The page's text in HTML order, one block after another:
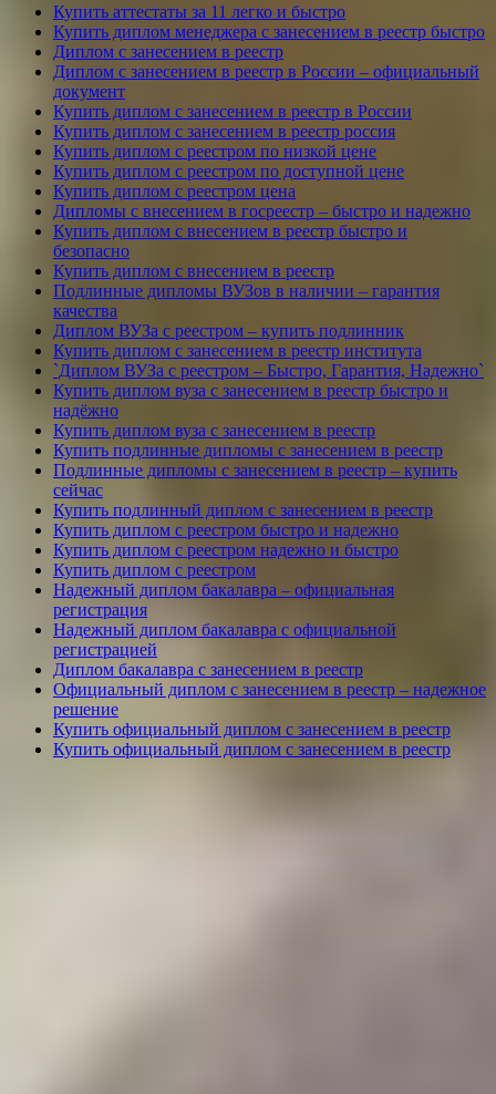
Купить аттестаты за 11 легко и быстро
Купить диплом менеджера с занесением в реестр быстро
Диплом с занесением в реестр
Диплом с занесением в реестр в России – официальный
документ
Купить диплом с занесением в реестр в России
Купить диплом с занесением в реестр россия
Купить диплом с реестром по низкой цене
Купить диплом с реестром по доступной цене
Купить диплом с реестром цена
Дипломы с внесением в госреестр – быстро и надежно
Купить диплом с внесением в реестр быстро и
безопасно
Купить диплом с внесением в реестр
Подлинные дипломы ВУЗов в наличии – гарантия
качества
Диплом ВУЗа с реестром – купить подлинник
Купить диплом с занесением в реестр института
`Диплом ВУЗа с реестром – Быстро, Гарантия, Надежно`
Купить диплом вуза с занесением в реестр быстро и
надёжно
Купить диплом вуза с занесением в реестр
Купить подлинные дипломы с занесением в реестр
Подлинные дипломы с занесением в реестр – купить
сейчас
Купить подлинный диплом с занесением в реестр
Купить диплом с реестром быстро и надежно
Купить диплом с реестром надежно и быстро
Купить диплом с реестром
Надежный диплом бакалавра – официальная
регистрация
Надежный диплом бакалавра с официальной
регистрацией
Диплом бакалавра с занесением в реестр
Официальный диплом с занесением в реестр – надежное
решение
Купить официальный диплом с занесением в реестр
Купить официальный диплом с занесением в реестр